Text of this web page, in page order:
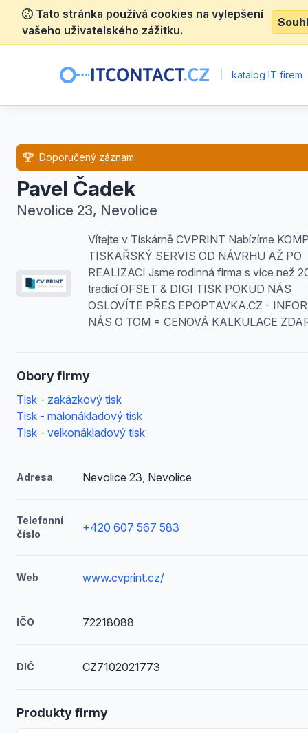
Tato stránka používá cookies na vylepšení
vašeho uživatelského zážitku.
katalog IT firem
Pavel Čadek
Nevolice 23, Nevolice
Doporučený záznam
Vítejte v Tiskárně CVPRINT Nabízíme
TISKAŘSKÝ SERVIS OD NÁVRHU AŽ PO
REALIZACI Jsme rodinná firma s více než
tradicí ​ OFSET & DIGI TISK POKUD NÁS
OSLOVÍTE PŘES EPOPTAVKA.CZ -
NÁS O TOM = CENOVÁ KALKULACE
Obory firmy
Tisk - zakázkový tisk
Tisk - malonákladový tisk
Tisk - velkonákladový tisk
Adresa Nevolice 23, Nevolice
Telefonní
číslo
+420 607 567 583
Web www.cvprint.cz/
IČO 72218088
DIČ CZ7102021773
Produkty firmy